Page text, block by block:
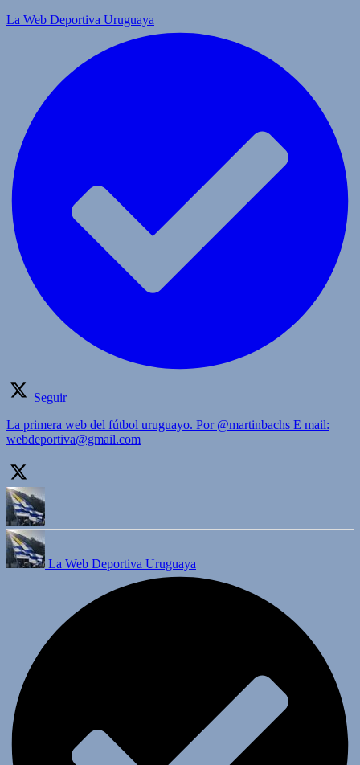
La Web Deportiva Uruguaya
Seguir
La primera web del fútbol uruguayo. Por @martinbachs E mail:
webdeportiva@gmail.com
La Web Deportiva Uruguaya